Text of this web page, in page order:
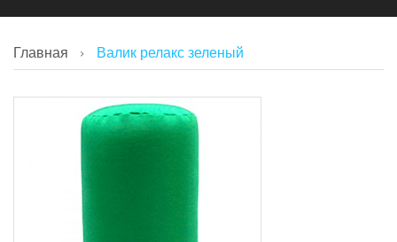
Главная Валик релакс зеленый